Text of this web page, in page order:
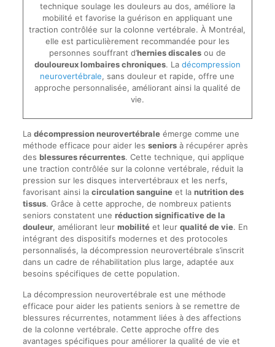
technique soulage les douleurs au dos, améliore la
mobilité et favorise la guérison en appliquant une
traction contrôlée sur la colonne vertébrale. À Montréal,
elle est particulièrement recommandée pour les
personnes souffrant d’hernies discalesou de
douloureux lombaires chroniques. La décompression
neurovertébrale, sans douleur et rapide, offre une
approche personnalisée, améliorant ainsi la qualité de
vie.
La décompression neurovertébraleémerge comme une
méthode efficace pour aider les seniorsà récupérer après
des blessures récurrentes. Cette technique, qui applique
une traction contrôlée sur la colonne vertébrale, réduit la
pression sur les disques intervertébraux et les nerfs,
favorisant ainsi la circulation sanguineet la nutrition des
tissus. Grâce à cette approche, de nombreux patients
seniors constatent une réduction significative de la
douleur, améliorant leur mobilitéet leur qualité de vie. En
intégrant des dispositifs modernes et des protocoles
personnalisés, la décompression neurovertébrale s’inscrit
dans un cadre de réhabilitation plus large, adaptée aux
besoins spécifiques de cette population.
La décompression neurovertébrale est une méthode
efficace pour aider les patients seniors à se remettre de
blessures récurrentes, notamment liées à des affections
de la colonne vertébrale. Cette approche offre des
avantages spécifiques pour améliorer la qualité de vie et